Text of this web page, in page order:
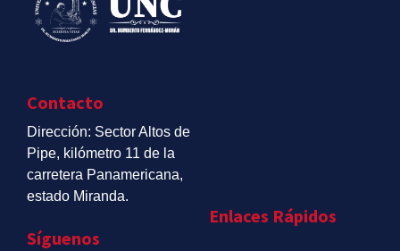
Contacto
Dirección: Sector Altos de
Pipe, kilómetro 11 de la
carretera Panamericana,
estado Miranda.
Síguenos
Enlaces Rápidos